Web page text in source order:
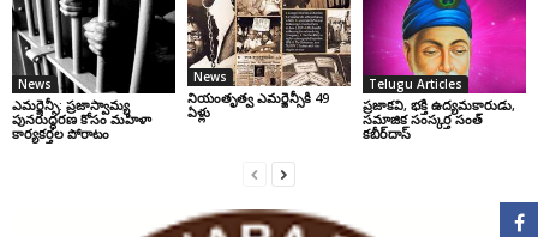
News
ఎమర్జెన్సీ: ప్రజాస్వామ్య
పునరుద్ధరణ కోసం మహిళా
కార్యకర్తల పోరాటం
News
నియంతృత్వ ఎమర్జెన్సీకి 49
ఏళ్లు
Telugu Articles
ప్రజాకవి, భక్తి ఉద్యమకారుడు,
సమాజిక సంస్కర్త సంత్‌
కబీర్‌దాస్‌